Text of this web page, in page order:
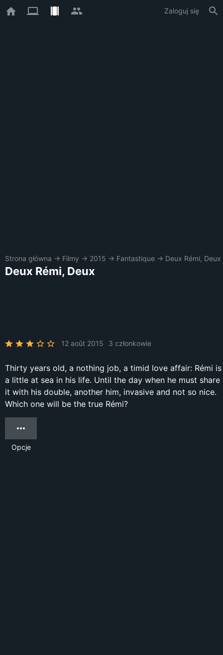
Zaloguj się
Strona główna → Filmy → 2015 → Fantastique → Deux Rémi, Deux
Deux Rémi, Deux
12 août 2015 3 członkowie
Thirty years old, a nothing job, a timid love affair: Rémi is
a little at sea in his life. Until the day when he must share
it with his double, another him, invasive and not so nice.
Which one will be the true Rémi?
Opcje